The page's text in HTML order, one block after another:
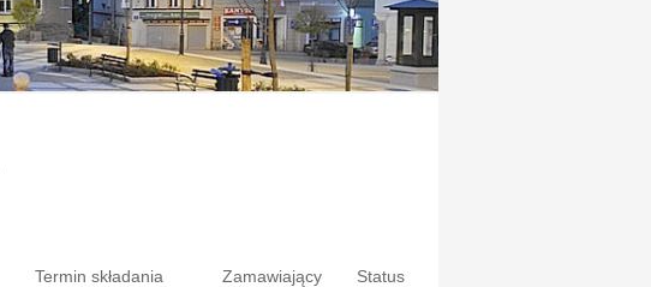
Termin składania Zamawiający Status